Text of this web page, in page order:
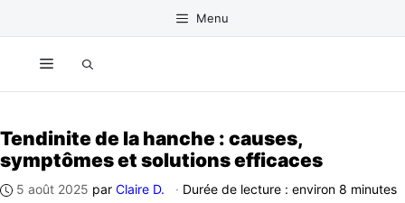
Menu
Menu
Tendinite de la hanche : causes,
symptômes et solutions efficaces
5 août 2025 par Claire D. · Durée de lecture : environ 8 minutes